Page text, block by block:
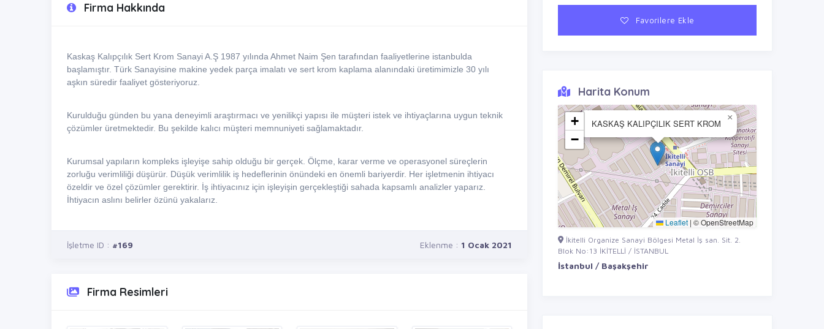
Firma Hakkında
Kaskaş Kalıpçılık Sert Krom Sanayi A.Ş 1987 yılında Ahmet Naim Şen tarafından faaliyetlerine istanbulda
başlamıştır. Türk Sanayisine makine yedek parça imalatı ve sert krom kaplama alanındaki üretimimizle 30 yılı
aşkın süredir faaliyet gösteriyoruz.
Kurulduğu günden bu yana deneyimli araştırmacı ve yenilikçi yapısı ile müşteri istek ve ihtiyaçlarına uygun teknik
çözümler üretmektedir. Bu şekilde kalıcı müşteri memnuniyeti sağlamaktadır.
Kurumsal yapıların kompleks işleyişe sahip olduğu bir gerçek. Ölçme, karar verme ve operasyonel süreçlerin
zorluğu verimliliği düşürür. Düşük verimlilik iş hedeflerinin önündeki en önemli bariyerdir. Her işletmenin ihtiyacı
özeldir ve özel çözümler gerektirir. İş ihtiyacınız için işleyişin gerçekleştiği sahada kapsamlı analizler yaparız.
İhtiyacın aslını belirler özünü yakalarız.
İşletme ID : #169 Eklenme : 1 Ocak 2021
Firma Resimleri
Favorilere Ekle
Harita Konum
KASKAŞ KALIPÇILIK SERT KROM
×
+
−
Leaflet | © OpenStreetMap
İkitelli Organize Sanayi Bölgesi Metal İş san. Sit. 2.
Blok No:13 İKİTELLİ / İSTANBUL
İstanbul / Başakşehir